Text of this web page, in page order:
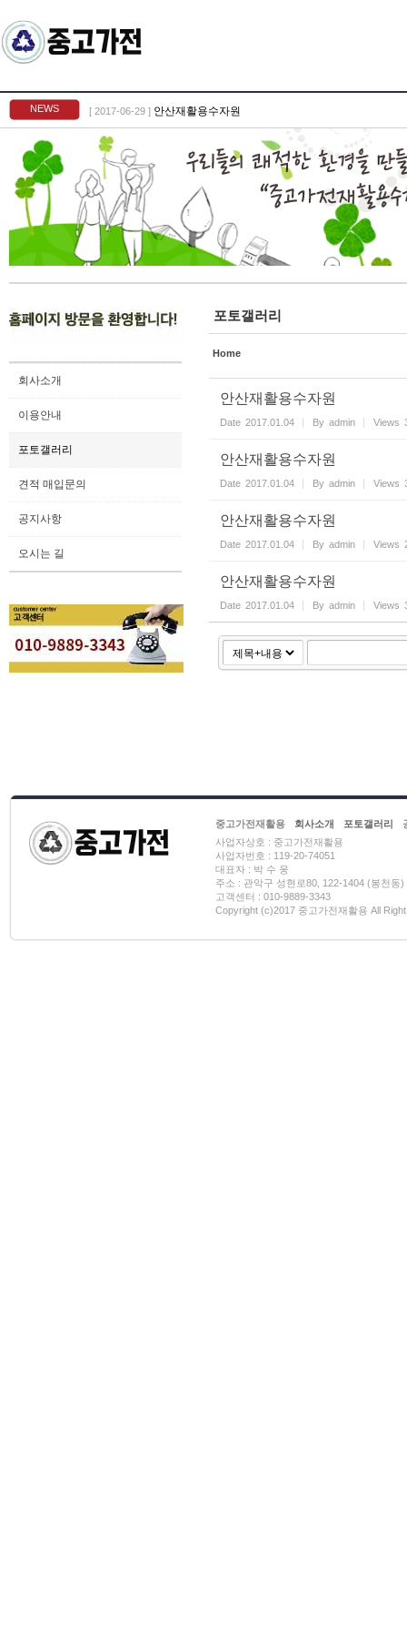
NEWS [ 2017-06-29 ] 안산재활용수자원
포토갤러리
Home
안산재활용수자원
Date 2017.01.04 By admin Views
안산재활용수자원
Date 2017.01.04 By admin Views
안산재활용수자원
Date 2017.01.04 By admin Views
안산재활용수자원
Date 2017.01.04 By admin Views
회사소개
이용안내
포토갤러리
견적 매입문의
공지사항
오시는 길
중고가전재활용 회사소개 포토갤러리
사업자상호 : 중고가전재활용
사업자번호 : 119-20-74051
대표자 : 박 수 웅
주소 : 관악구 성현로80, 122-1404 (봉천동)
고객센터 : 010-9889-3343
Copyright (c)2017 중고가전재활용 All
Sketchbook5, 스케치북5
Sketchbook5, 스케치북5